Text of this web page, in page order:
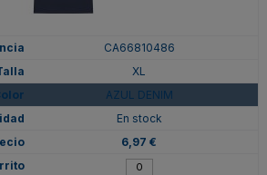
CA66810486
XL
AZUL DENIM
En stock
6,97 €